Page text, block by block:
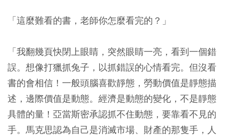
「這麼難看的書，老師你怎麼看完的？」
「我翻幾頁快閉上眼睛，突然眼睛一亮，看到一個錯
誤。想像打獵抓兔子，以抓錯誤的心情看完。但沒看
書的會相信！一般頭腦喜歡靜態，勞動價值是靜態描
述，邊際價值是動態。經濟是動態的變化，不是靜態
具體的量！亞當斯密承認抓不住動態，要靠看不見的
手。馬克思認為自己是消滅市場、財產的那隻手，人